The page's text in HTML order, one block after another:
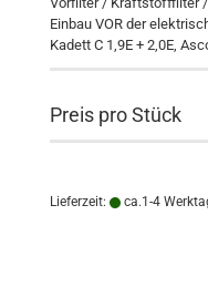
Einbau VOR der
Kadett C 1,9E + 2,0E,
Preis pro Stück
Lieferzeit: ca.1-4